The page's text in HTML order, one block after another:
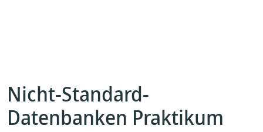
Nicht-Standard-
Datenbanken Praktikum